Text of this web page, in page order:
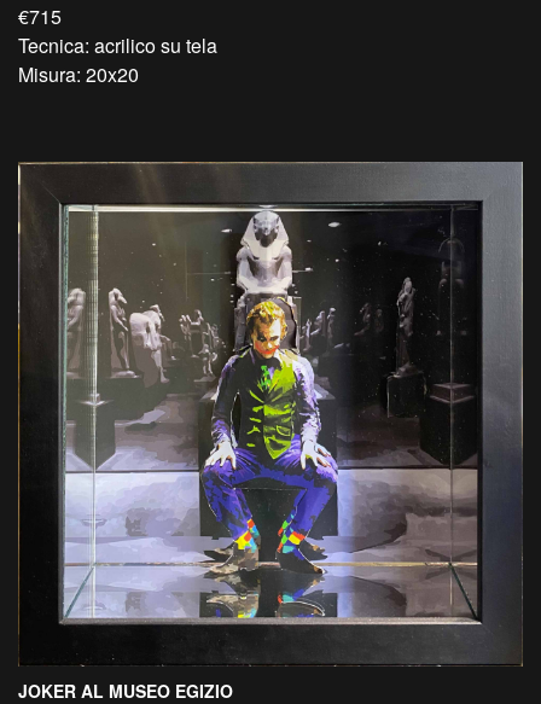
€715
Tecnica: acrilico su tela
Misura: 20x20
JOKER AL MUSEO EGIZIO